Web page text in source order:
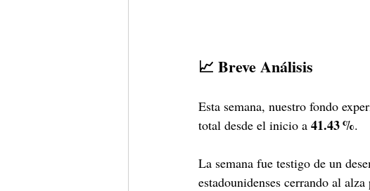
📈 Breve Análisis
Esta semana, nuestro fondo
total desde el inicio a 41.43 %.
La semana fue testigo de un
estadounidenses cerrando al